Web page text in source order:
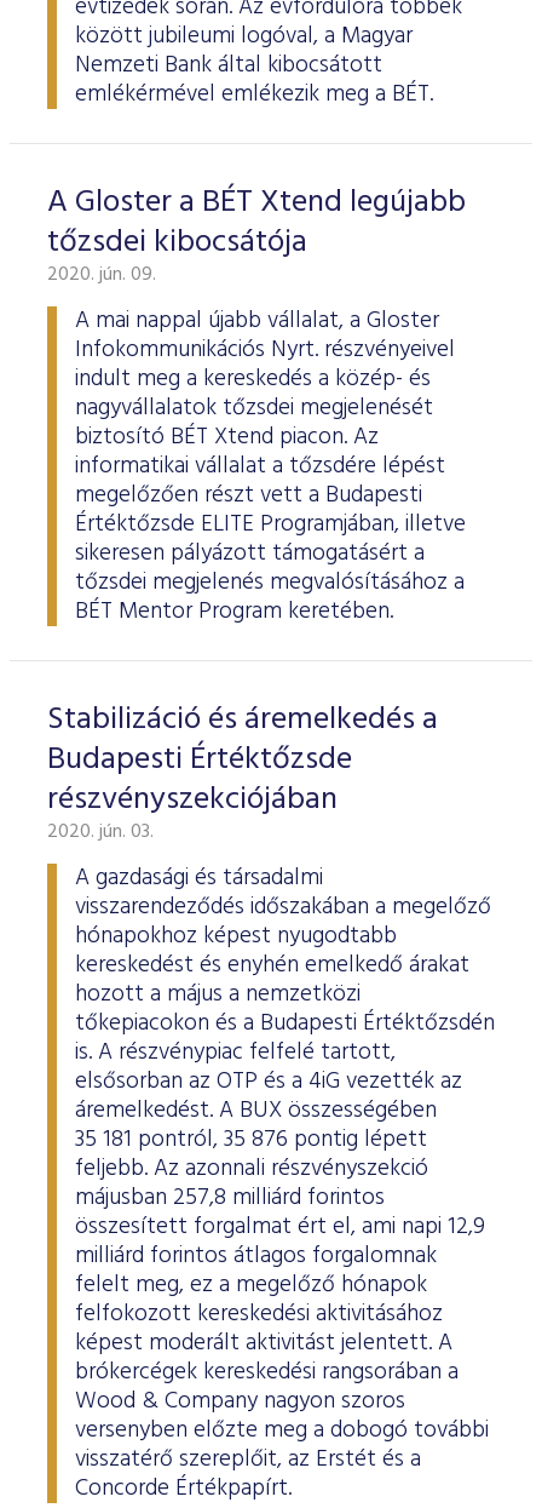
évtizedek során. Az évfordulóra többek
között jubileumi logóval, a Magyar
Nemzeti Bank által kibocsátott
emlékérmével emlékezik meg a BÉT.
A Gloster a BÉT Xtend legújabb
tőzsdei kibocsátója
2020. jún. 09.
A mai nappal újabb vállalat, a Gloster
Infokommunikációs Nyrt. részvényeivel
indult meg a kereskedés a közép- és
nagyvállalatok tőzsdei megjelenését
biztosító BÉT Xtend piacon. Az
informatikai vállalat a tőzsdére lépést
megelőzően részt vett a Budapesti
Értéktőzsde ELITE Programjában, illetve
sikeresen pályázott támogatásért a
tőzsdei megjelenés megvalósításához a
BÉT Mentor Program keretében.
Stabilizáció és áremelkedés a
Budapesti Értéktőzsde
részvényszekciójában
2020. jún. 03.
A gazdasági és társadalmi
visszarendeződés időszakában a megelőző
hónapokhoz képest nyugodtabb
kereskedést és enyhén emelkedő árakat
hozott a május a nemzetközi
tőkepiacokon és a Budapesti Értéktőzsdén
is. A részvénypiac felfelé tartott,
elsősorban az OTP és a 4iG vezették az
áremelkedést. A BUX összességében
35 181 pontról, 35 876 pontig lépett
feljebb. Az azonnali részvényszekció
májusban 257,8 milliárd forintos
összesített forgalmat ért el, ami napi 12,9
milliárd forintos átlagos forgalomnak
felelt meg, ez a megelőző hónapok
felfokozott kereskedési aktivitásához
képest moderált aktivitást jelentett. A
brókercégek kereskedési rangsorában a
Wood & Company nagyon szoros
versenyben előzte meg a dobogó további
visszatérő szereplőit, az Erstét és a
Concorde Értékpapírt.